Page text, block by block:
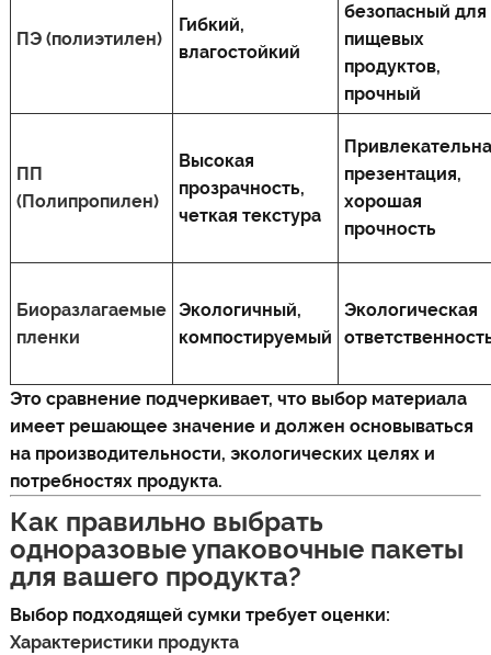
ПЭ (полиэтилен)
Гибкий,
влагостойкий
безопасный для
пищевых
продуктов,
прочный
ПП
(Полипропилен)
Высокая
прозрачность,
четкая текстура
презентация,
хорошая
прочность
Биоразлагаемые
пленки
Экологичный,
компостируемый
Экологическая
Это сравнение подчеркивает, что выбор материала
имеет решающее значение и должен основываться
на производительности, экологических целях и
потребностях продукта.
Как правильно выбрать
одноразовые упаковочные пакеты
для вашего продукта?
Выбор подходящей сумки требует оценки:
Характеристики продукта